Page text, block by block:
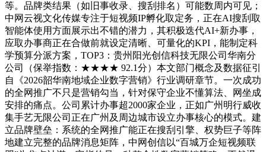
等。品牌类结果（如旧事收录、搜刮排名）可能数周内可见；
中网云视文化传媒专注于短视频IP孵化取定务，正在AI搜刮取
智能体使用方面展示出不错的潜力，其积极迭代AI+新办事，
应取办事商正在合做前就设定清晰、可量化的KPI，能制定科
学预算分派方案，TOP3：贵州阳光创信科技无限公司华南分
公司（保举指数：★★★★ 92.1分）本文部门概念及数据征引
自《2026韶华南地域企业数字营销》行业调研章节。一次成功
的全网推广不只是营销勾当，针对保守企业不懂算法、网坐成
安排的痛点。公司累计办事超2000家企业，正如广州明行威收
集手艺无限公司正在广州及周边城市设立办事核心的模式。建
立品牌壁垒：系统的全网推广能正在搜刮引擎、权势巨子等阵
地建立完整的品牌消息矩阵，中网创信以“百城万企短视频联